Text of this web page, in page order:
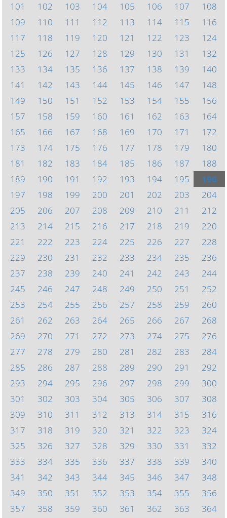
101
102 103 104 105 106 107
108
109
110 111 112 113 114 115
116
117
118 119 120 121 122 123
124
125
126 127 128 129 130 131
132
133
134 135 136 137 138 139
140
141
142 143 144 145 146 147
148
149
150 151 152 153 154 155
156
157
158 159 160 161 162 163
164
165
166 167 168 169 170 171
172
173
174 175 176 177 178 179
180
181
182 183 184 185 186 187
188
189
190 191 192 193 194 195
196
197
198 199 200 201 202 203
204
205
206 207 208 209 210 211
212
213
214 215 216 217 218 219
220
221
222 223 224 225 226 227
228
229
230 231 232 233 234 235
236
237
238 239 240 241 242 243
244
245
246 247 248 249 250 251
252
253
254 255 256 257 258 259
260
261
262 263 264 265 266 267
268
269
270 271 272 273 274 275
276
277
278 279 280 281 282 283
284
285
286 287 288 289 290 291
292
293
294 295 296 297 298 299
300
301
302 303 304 305 306 307
308
309
310 311 312 313 314 315
316
317
318 319 320 321 322 323
324
325
326 327 328 329 330 331
332
333
334 335 336 337 338 339
340
341
342 343 344 345 346 347
348
349
350 351 352 353 354 355
356
357
358 359 360 361 362 363 364